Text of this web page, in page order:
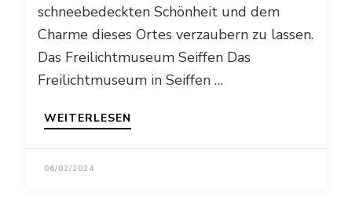
schneebedeckten Schönheit und dem
Charme dieses Ortes verzaubern zu lassen.
Das Freilichtmuseum Seiffen Das
Freilichtmuseum in Seiffen …
WEITERLESEN
06/02/2024